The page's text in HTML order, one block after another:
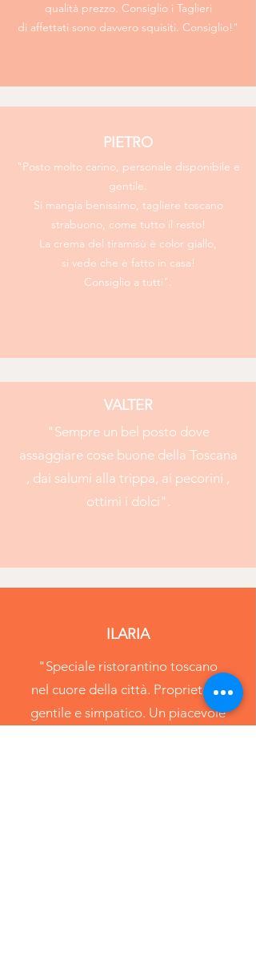
qualità prezzo. Consiglio i Taglieri
di affettati sono davvero squisiti. Consiglio!"
PIETRO
"Posto molto carino, personale disponibile e
gentile.
Si mangia benissimo, tagliere toscano
strabuono, come tutto il resto!
La crema del tiramisù è color giallo,
si vede che è fatto in casa!
Consiglio a tutti".
VALTER
"Sempre un bel posto dove
assaggiare cose buone della Toscana
, dai salumi alla trippa, ai pecorini ,
ottimi i dolci".
ILARIA
"Speciale ristorantino toscano
nel cuore della città. Proprietario
gentile e simpatico. Un piacevole